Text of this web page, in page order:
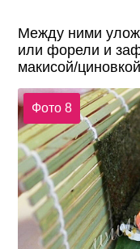
Между ними
или форели и
макисой/
Фото 8